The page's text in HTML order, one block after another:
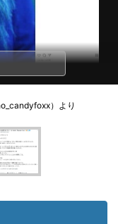
）より